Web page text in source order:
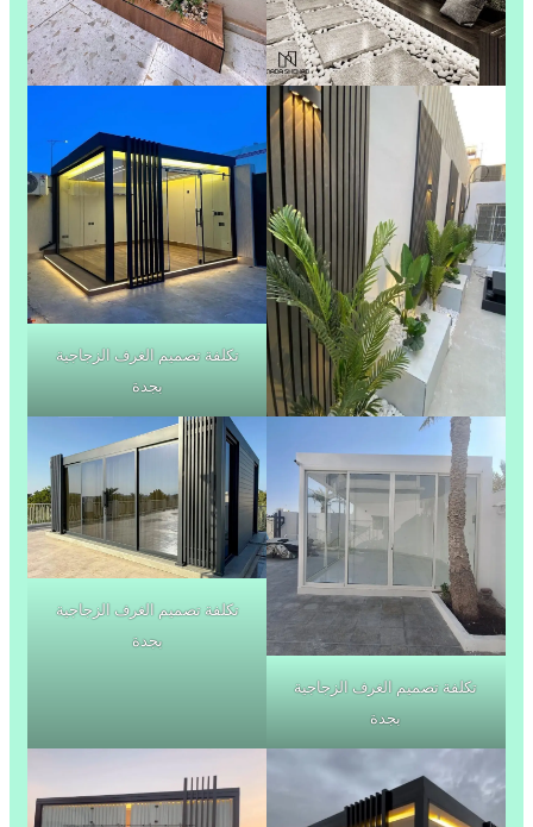
تكلفة تصميم الغرف الزجاجية
بجدة
تكلفة تصميم الغرف الزجاجية
بجدة
تكلفة تصميم الغرف الزجاجية
بجدة